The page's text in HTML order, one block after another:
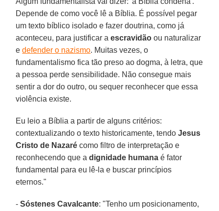
Depende de como você lê a Bíblia. É possível pegar
um texto bíblico isolado e fazer doutrina, como já
aconteceu, para justificar aescravidão ou naturalizar
edefender o nazismo. Muitas vezes, o
fundamentalismo fica tão preso ao dogma, à letra, que
a pessoa perde sensibilidade. Não consegue mais
sentir a dor do outro, ou sequer reconhecer que essa
violência existe.
Eu leio a Bíblia a partir de alguns critérios:
contextualizando o texto historicamente, tendoJesus
Cristo de Nazaré como filtro de interpretação e
reconhecendo que adignidade humana é fator
fundamental para eu lê-la e buscar princípios
eternos."
-Sóstenes Cavalcante: "Tenho um posicionamento,